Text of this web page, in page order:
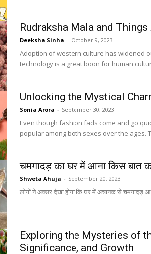
Rudraksha Mala and
Deeksha Sinha - October 9, 2023
Adoption of western culture has widened
technology is a great boon for human
Unlocking the Mystical
Sonia Arora - September 30, 2023
Even though fashion fads come and go
popular among both sexes over the ages.
चमगादड़ का घर में आना किस बात
Shweta Ahuja - September 20, 2023
लोगों ने अक्सर देखा होगा कि घर में अचानक से चमगादड़
Exploring the Mysteries of
Significance, and Growth